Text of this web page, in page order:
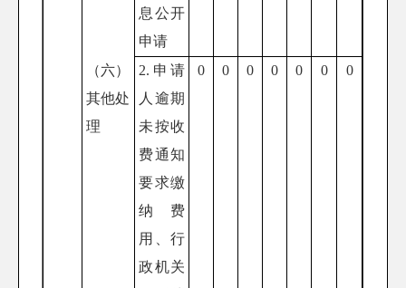
（六）
其他处
理
息公开
申请
2.申请
人逾期
未按收
费通知
要求缴
纳费
用、行
政机关
0 0 0 0 0 0 0